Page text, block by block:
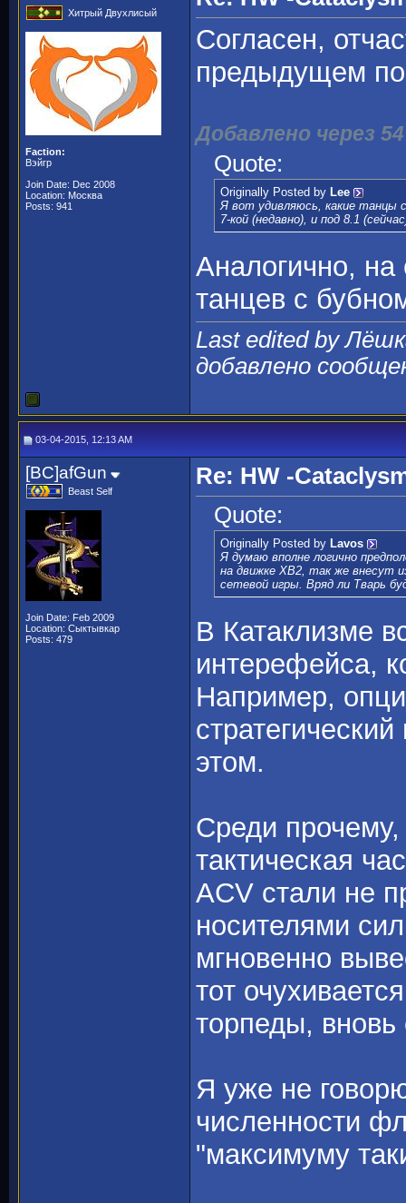
Хитрый Двухлисый
Faction:
Вэйгр
Join Date: Dec 2008
Location: Москва
Posts: 941
Согласен,
предыдущем
Добавлено через
Quote:
Originally Posted by Lee
Я вот удивляюсь, какие танцы
7-кой (недавно), и под 8.1
Аналогично, на
танцев с
Last edited by
добавлено
03-04-2015, 12:13 AM
[BC]afGun
Beast Self
Join Date: Feb 2009
Location: Сыктывкар
Posts: 479
Re: HW -
Quote:
Originally Posted by Lavos
Я думаю вполне логично
на движке ХВ2, так же внесут
сетевой игры. Вряд ли Тварь
В Катаклизме
интерефейса,
Например,
этом.
Среди
тактическая
ACV стали не
носителями
мгновенно
тот
торпеды, вновь
Я уже не
численности
"максимуму